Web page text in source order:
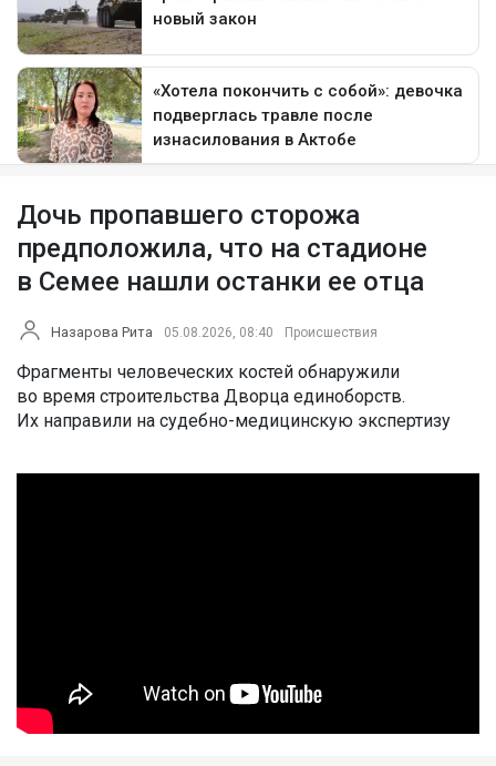
Дочь пропавшего сторожа
предположила, что на стадионе
в Семее нашли останки ее отца
Назарова Рита 05.08.2026, 08:40 Происшествия
Фрагменты человеческих костей обнаружили
во время строительства Дворца единоборств.
Их направили на судебно-медицинскую экспертизу